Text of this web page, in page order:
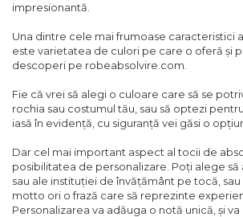
impresionantă.
Una dintre cele mai frumoase caracteristici
este varietatea de culori pe care o oferă și
descoperi pe robeabsolvire.com.
Fie că vrei să alegi o culoare care să se
rochia sau costumul tău, sau să optezi
iasă în evidență, cu siguranță vei găsi o
Dar cel mai important aspect al tocii de
posibilitatea de personalizare. Poți alege
sau ale instituției de învățământ pe tocă, sau
motto ori o frază care să reprezinte
Personalizarea va adăuga o notă unică, și